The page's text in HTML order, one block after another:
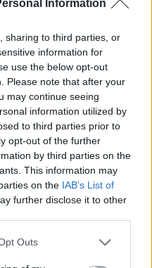
Information
sharing to third parties, or
information for
use the below opt-out
Please note that after your
may continue seeing
information utilized by
to third parties prior to
opt-out of the further
by third parties on the
This information may
on the IAB’s List of
further disclose it to other
Outs
apsiriboja tik
ar priminimais.
abu šiuos aspektus –
ir įtraukiantį naudotojo